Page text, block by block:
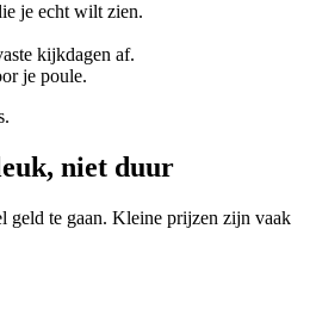
je echt wilt zien.
kijkdagen af.
je poule.
niet duur
geld te gaan. Kleine prijzen zijn vaak